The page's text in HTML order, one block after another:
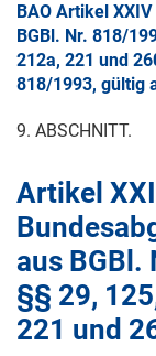
BAO Artikel
BGBl. Nr. 818/
212a, 221 und
818/1993, gültig
9. ABSCHNITT.
Artikel
aus BGBl.
§§ 29,
221 und